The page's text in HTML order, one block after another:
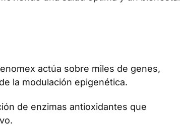
actúa sobre miles de genes,
la modulación epigenética.
de enzimas antioxidantes que